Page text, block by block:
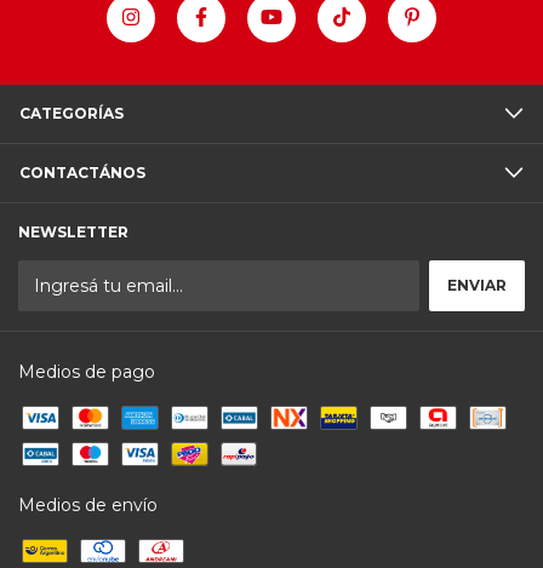
CATEGORÍAS
CONTACTÁNOS
NEWSLETTER
Medios de pago
Medios de envío